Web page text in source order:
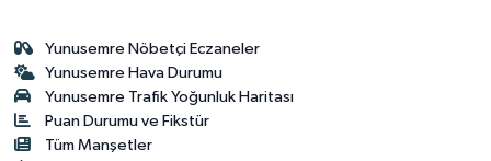
Yunusemre Nöbetçi Eczaneler
Yunusemre Hava Durumu
Yunusemre Trafik Yoğunluk Haritası
Puan Durumu ve Fikstür
Tüm Manşetler